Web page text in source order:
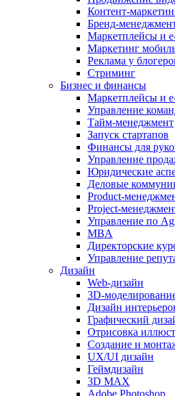
Контент-
Бренд-
Маркетплейсы и
Маркетинг
Реклама у
Стриминг
Бизнес и финансы
Маркетплейсы и
Управление
Тайм-менеджмент
Запуск стартапов
Финансы для
Управление
Юридические
Деловые
Product-
Project-
Управление по
MBA
Директорские
Управление
Дизайн
Web-дизайн
3D-
Дизайн
Графический
Отрисовка
Создание и
UX/UI дизайн
Геймдизайн
3D MAX
Adobe Photoshop